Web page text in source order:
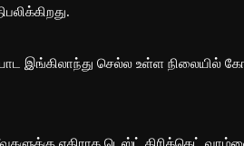
செல்ல உள்ள நிலையில்